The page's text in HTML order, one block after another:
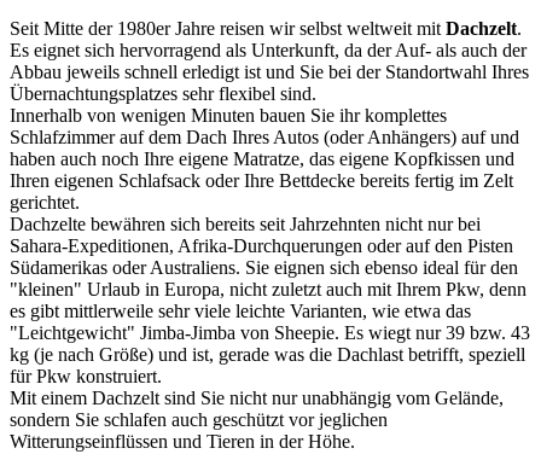
Seit Mitte der 1980er Jahre reisen wir selbst weltweit mit Dachzelt.
Es eignet sich hervorragend als Unterkunft, da der Auf- als auch der
Abbau jeweils schnell erledigt ist und Sie bei der Standortwahl Ihres
Übernachtungsplatzes sehr flexibel sind.
Innerhalb von wenigen Minuten bauen Sie ihr komplettes
Schlafzimmer auf dem Dach Ihres Autos (oder Anhängers) auf und
haben auch noch Ihre eigene Matratze, das eigene Kopfkissen und
Ihren eigenen Schlafsack oder Ihre Bettdecke bereits fertig im Zelt
gerichtet.
Dachzelte bewähren sich bereits seit Jahrzehnten nicht nur bei
Sahara-Expeditionen, Afrika-Durchquerungen oder auf den Pisten
Südamerikas oder Australiens. Sie eignen sich ebenso ideal für den
"kleinen" Urlaub in Europa, nicht zuletzt auch mit Ihrem Pkw, denn
es gibt mittlerweile sehr viele leichte Varianten, wie etwa das
"Leichtgewicht" Jimba-Jimba von Sheepie. Es wiegt nur 39 bzw. 43
kg (je nach Größe) und ist, gerade was die Dachlast betrifft, speziell
für Pkw konstruiert.
Mit einem Dachzelt sind Sie nicht nur unabhängig vom Gelände,
sondern Sie schlafen auch geschützt vor jeglichen
Witterungseinflüssen und Tieren in der Höhe.